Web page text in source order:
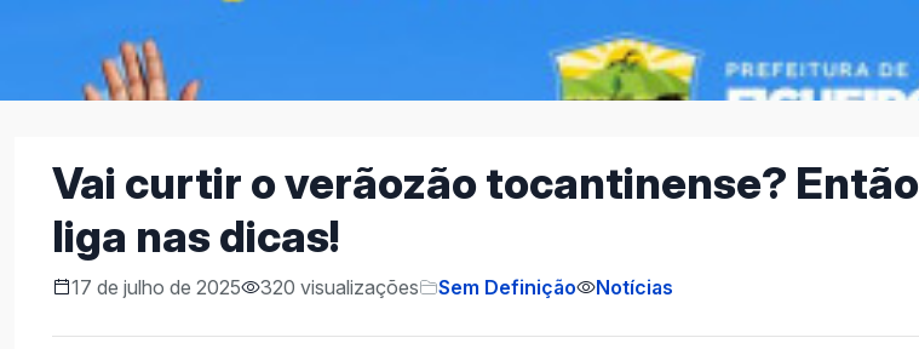
Vai curtir o verãozão tocantinense?
liga nas dicas!
17 de julho de 2025 320 visualizações Sem Definição Notícias